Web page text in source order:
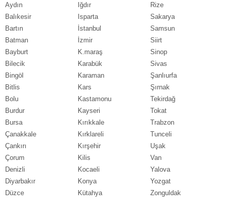
Aydın
Balıkesir
Bartın
Batman
Bayburt
Bilecik
Bingöl
Bitlis
Bolu
Burdur
Bursa
Çanakkale
Çankırı
Çorum
Denizli
Diyarbakır
Düzce
Iğdır
Isparta
İstanbul
İzmir
K.maraş
Karabük
Karaman
Kars
Kastamonu
Kayseri
Kırıkkale
Kırklareli
Kırşehir
Kilis
Kocaeli
Konya
Kütahya
Rize
Sakarya
Samsun
Siirt
Sinop
Sivas
Şanlıurfa
Şırnak
Tekirdağ
Tokat
Trabzon
Tunceli
Uşak
Van
Yalova
Yozgat
Zonguldak